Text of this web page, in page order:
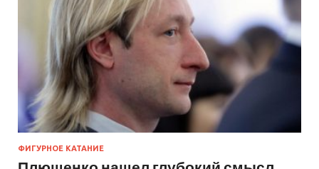
ФИГУРНОЕ КАТАНИЕ